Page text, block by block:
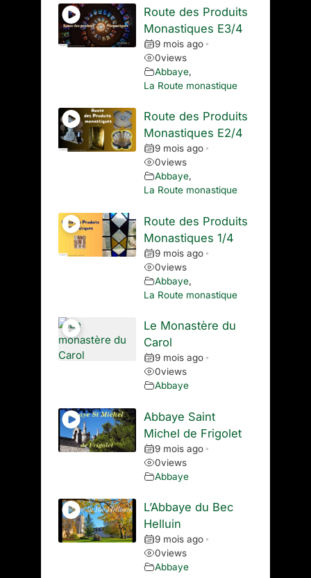
Route des Produits
Monastiques E3/4
9 mois ago •
0views
Abbaye,
La Route monastique
Route des Produits
Monastiques E2/4
9 mois ago •
0views
Abbaye,
La Route monastique
Route des Produits
Monastiques 1/4
9 mois ago •
0views
Abbaye,
La Route monastique
Le Monastère du
Carol
9 mois ago •
0views
Abbaye
Abbaye Saint
Michel de Frigolet
9 mois ago •
0views
Abbaye
L’Abbaye du Bec
Helluin
9 mois ago •
0views
Abbaye